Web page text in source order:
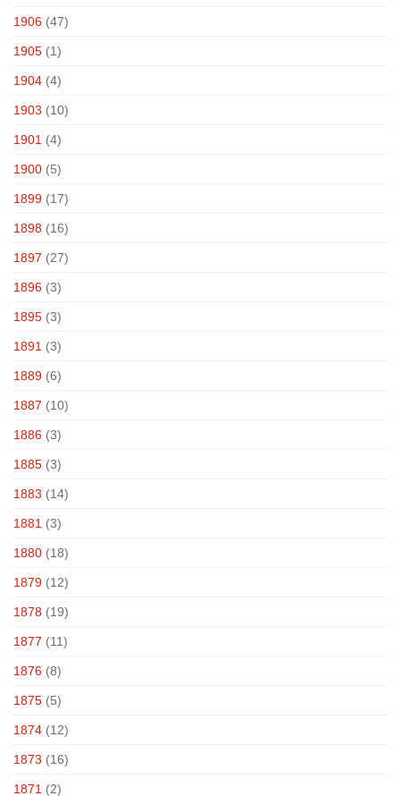
1906 (47)
1905 (1)
1904 (4)
1903 (10)
1901 (4)
1900 (5)
1899 (17)
1898 (16)
1897 (27)
1896 (3)
1895 (3)
1891 (3)
1889 (6)
1887 (10)
1886 (3)
1885 (3)
1883 (14)
1881 (3)
1880 (18)
1879 (12)
1878 (19)
1877 (11)
1876 (8)
1875 (5)
1874 (12)
1873 (16)
1871 (2)